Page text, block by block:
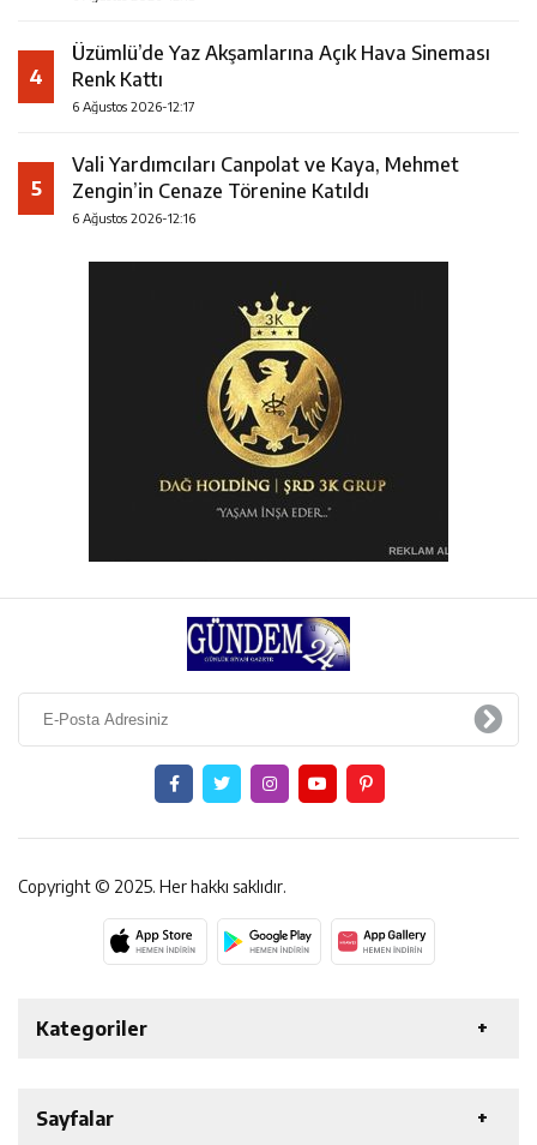
4
Üzümlü’de Yaz Akşamlarına Açık Hava Sineması
Renk Kattı
6 Ağustos 2026-12:17
5
Vali Yardımcıları Canpolat ve Kaya, Mehmet
Zengin’in Cenaze Törenine Katıldı
6 Ağustos 2026-12:16
Copyright © 2025. Her hakkı saklıdır.
Kategoriler
EKONOMİ
Sayfalar